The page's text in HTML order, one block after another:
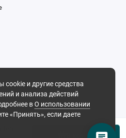
В корзину
и другие средства
и анализа действий
вО использовании
«Принять», если даете